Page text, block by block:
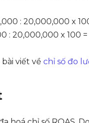
: 20,000,000 x
: 20,000,000 x 100 =
viết về chỉ số đo